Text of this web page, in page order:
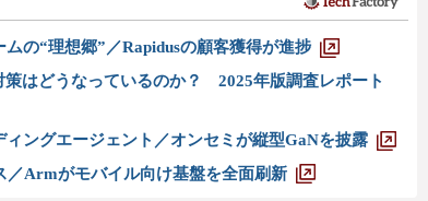
ムの“理想郷”／Rapidusの顧客獲得が進捗
はどうなっているのか？ 2025年版調査レポート
ングエージェント／オンセミが縦型GaNを披露
／Armがモバイル向け基盤を全面刷新